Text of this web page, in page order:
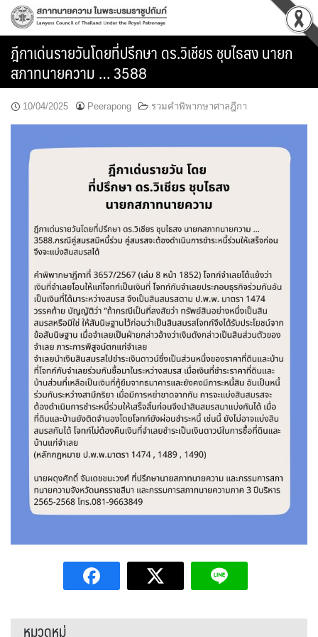
Skip
content
ฎีกาเด่นรายวันโดยที่ปรึกษา ดร.วิเชียร ชุบไธสง นายก
สภาทนายความ … 3588
10/04/2025 Peerapong รวมคำพิพากษาศาลฎีกา
หมวดหมู่